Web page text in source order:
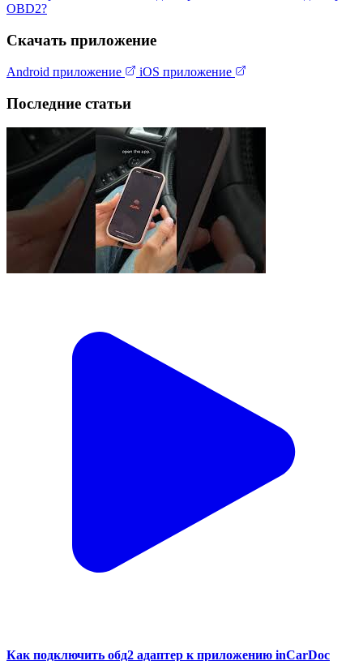
OBD2?
Скачать приложение
Android приложение iOS приложение
Последние статьи
Как подключить обд2 адаптер к приложению inCarDoc